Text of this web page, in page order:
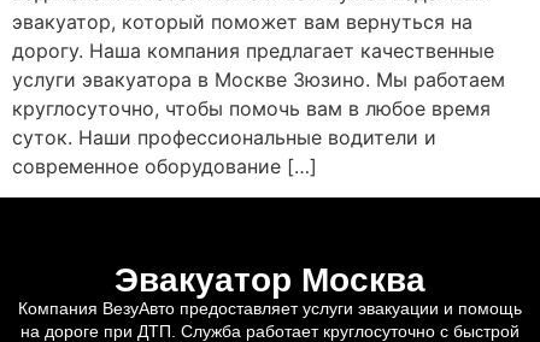
эвакуатор, который поможет вам вернуться на
дорогу. Наша компания предлагает качественные
услуги эвакуатора в Москве Зюзино. Мы работаем
круглосуточно, чтобы помочь вам в любое время
суток. Наши профессиональные водители и
современное оборудование […]
Эвакуатор Москва
Компания ВезуАвто предоставляет услуги эвакуации и помощь
на дороге при ДТП. Служба работает круглосуточно с быстрой